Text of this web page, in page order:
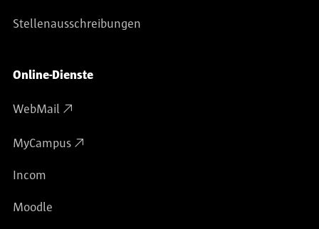
Stellenausschreibungen
Online-Dienste
WebMail
MyCampus
Incom
Moodle